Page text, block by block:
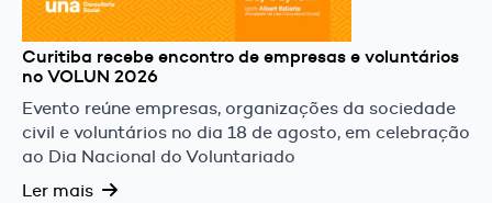
Curitiba recebe encontro de empresas e voluntários
no VOLUN 2026
Evento reúne empresas, organizações da sociedade
civil e voluntários no dia 18 de agosto, em celebração
ao Dia Nacional do Voluntariado
Ler mais